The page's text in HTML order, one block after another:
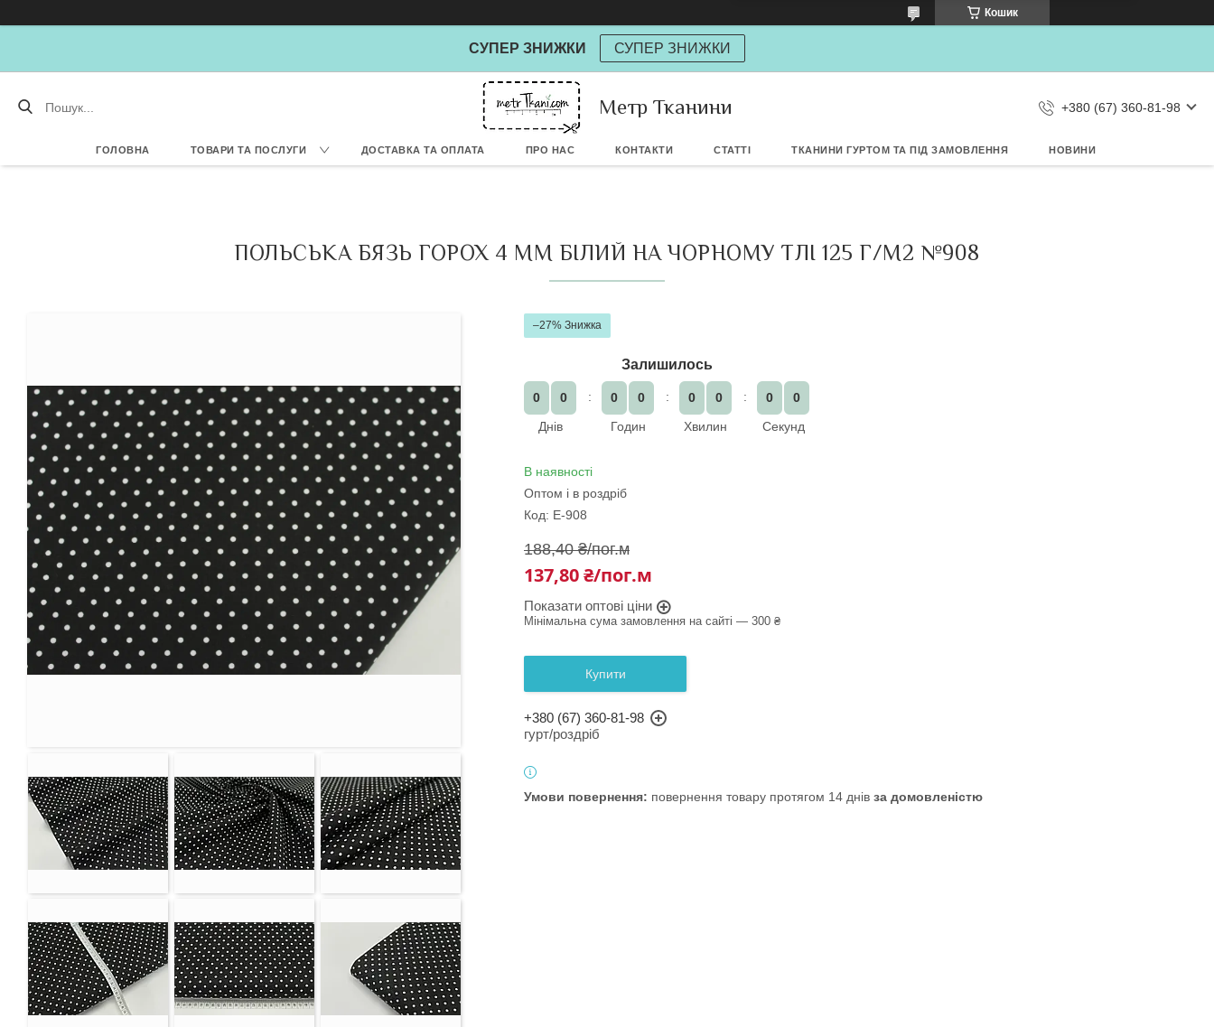
Дозвольте сайту metrtkani.com
Дозволити
×
Кошик
СУПЕР ЗНИЖКИ СУПЕР ЗНИЖКИ
Метр Тканини +380 (67) 360-81-98
ГОЛОВНА ТОВАРИ ТА ПОСЛУГИ ДОСТАВКА ТА ОПЛАТА ПРО НАС КОНТАКТИ СТАТТІ ТКАНИНИ ГУРТОМ ТА ПІД ЗАМОВЛЕННЯ НОВИНИ
ПОЛЬСЬКА БЯЗЬ ГОРОХ 4 ММ БІЛИЙ НА ЧОРНОМУ ТЛІ 125 Г/М2 №908
–27%
Залишилось
0
0
Днів
0
0
Годин
0
0
Хвилин
0
0
Секунд
В наявності
Оптом і в роздріб
Код: Е-908
188,40 ₴/пог.м
137,80 ₴/пог.м
Показати оптові ціни
Мінімальна сума замовлення на сайті — 300 ₴
Купити
+380 (67) 360-81-98
гурт/роздріб
повернення товару протягом 14 днів за домовленістю